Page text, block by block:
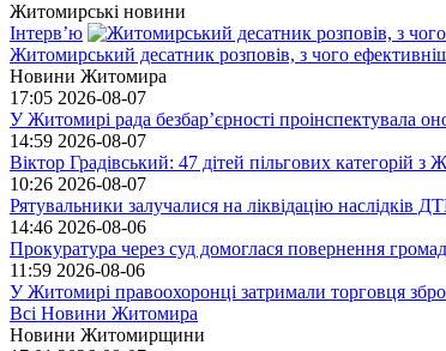
Житомирські новини
Інтерв’ю
Житомирський десатник розповів, з чого
Новини Житомира
17:05 2026-08-07
У Житомирі рада безбар’єрності проінспектувала
14:59 2026-08-07
Віктор Градівський: 47 дітей пільгових
10:26 2026-08-07
Рятувальники залучалися на ліквідацію наслідків
14:46 2026-08-06
Прокуратура через суд домоглася повернення
11:59 2026-08-06
У Житомирі правоохоронці затримали торговця
Всі Новини Житомира
Новини Житомирщини